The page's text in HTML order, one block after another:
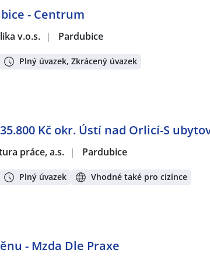
- Centrum
v.o.s. | Pardubice
Plný úvazek, Zkrácený úvazek
Kč okr. Ústí nad Orlicí-S
práce, a.s. | Pardubice
Plný úvazek Vhodné také pro cizince
- Mzda Dle Praxe